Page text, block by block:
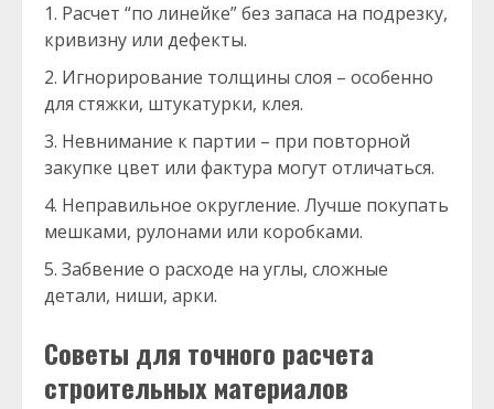
Расчет “по линейке” без запаса на подрезку,
кривизну или дефекты.
Игнорирование толщины слоя – особенно
для стяжки, штукатурки, клея.
Невнимание к партии – при повторной
закупке цвет или фактура могут отличаться.
Неправильное округление. Лучше покупать
мешками, рулонами или коробками.
Забвение о расходе на углы, сложные
детали, ниши, арки.
Советы для точного расчета
строительных материалов